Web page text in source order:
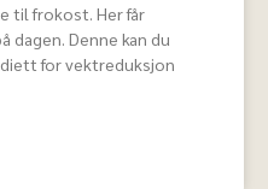
til frokost. Her får
dagen. Denne kan du
for vektreduksjon